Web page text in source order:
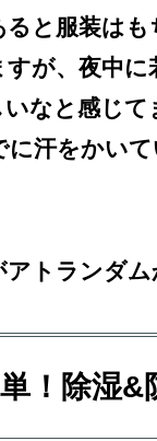
と服装は
が、夜中
なと感じて
汗をかい
トランダム
！除湿